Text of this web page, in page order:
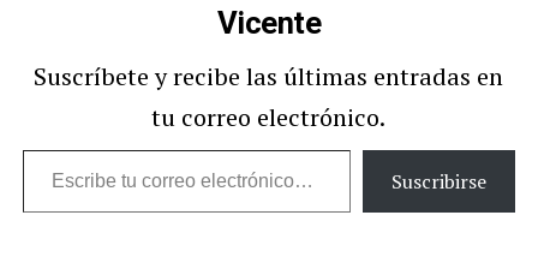
Vicente
Suscríbete y recibe las últimas entradas en
tu correo electrónico.
Escribe
tu
Suscribirse